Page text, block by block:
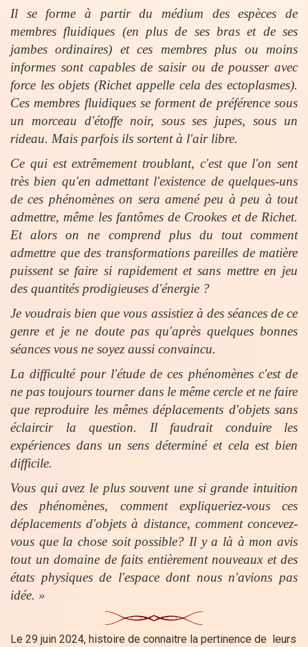
Il se forme à partir du médium des espèces de
membres fluidiques (en plus de ses bras et de ses
jambes ordinaires) et ces membres plus ou moins
informes sont capables de saisir ou de pousser avec
force les objets (Richet appelle cela des ectoplasmes).
Ces membres fluidiques se forment de préférence sous
un morceau d'étoffe noir, sous ses jupes, sous un
rideau. Mais parfois ils sortent à l'air libre.
Ce qui est extrêmement troublant, c'est que l'on sent
très bien qu'en admettant l'existence de quelques-uns
de ces phénomènes on sera amené peu à peu à tout
admettre, même les fantômes de Crookes et de Richet.
Et alors on ne comprend plus du tout comment
admettre que des transformations pareilles de matière
puissent se faire si rapidement et sans mettre en jeu
des quantités prodigieuses d'énergie ?
Je voudrais bien que vous assistiez à des séances de ce
genre et je ne doute pas qu'après quelques bonnes
séances vous ne soyez aussi convaincu.
La difficulté pour l'étude de ces phénomènes c'est de
ne pas toujours tourner dans le même cercle et ne faire
que reproduire les mêmes déplacements d'objets sans
éclaircir la question. Il faudrait conduire les
expériences dans un sens déterminé et cela est bien
difficile.
Vous qui avez le plus souvent une si grande intuition
des phénomènes, comment expliqueriez-vous ces
déplacements d'objets à distance, comment concevez-
vous que la chose soit possible? Il y a là à mon avis
tout un domaine de faits entièrement nouveaux et des
états physiques de l'espace dont nous n'avions pas
idée. »
Le 29 juin 2024, histoire de connaitre la pertinence de leurs